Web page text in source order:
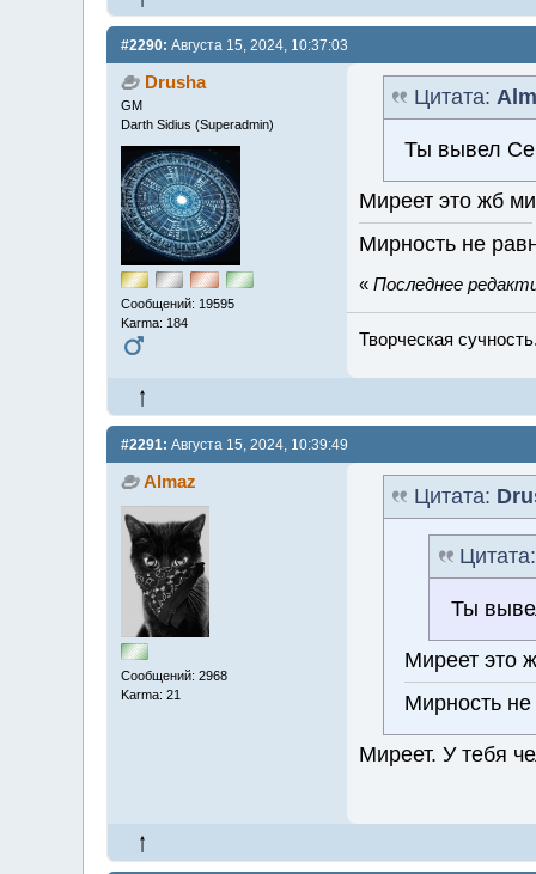
#2290: Августа 15, 2024, 10:37:03
Drusha
GM
Darth Sidius (Superadmin)
Сообщений: 19595
Karma: 184
Цитата:
Ты вывел
Миреет это жб
Мирность не
« Последнее
Творческая
#2291: Августа 15, 2024, 10:39:49
Almaz
Сообщений: 2968
Karma: 21
Цитата:
Ты
Миреет это
Мирность
Миреет. У тебя